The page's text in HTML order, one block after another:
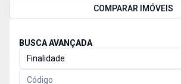
COMPARAR IMÓVEIS
BUSCA AVANÇADA
Finalidade